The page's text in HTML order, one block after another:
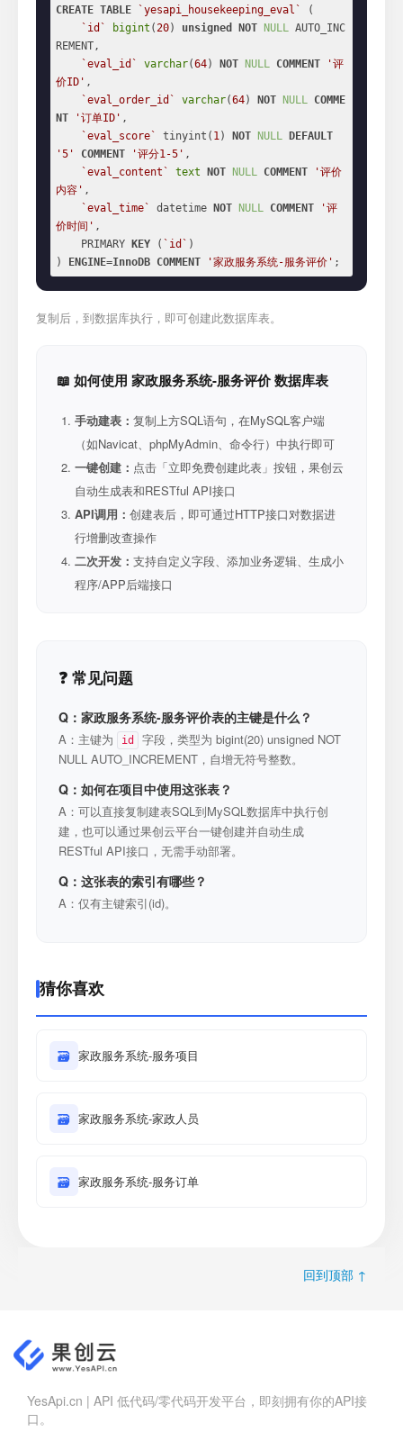
CREATE TABLE `yesapi_housekeeping_eval`
(
`id`
bigint (20) unsigned NOT NULL AUTO_INC
REMENT,
`eval_id`
varchar(64) NOT NULL COMMENT
'评
价ID' ,
`eval_order_id`
varchar(64) NOT NULL COMME
NT
'订单ID' ,
`eval_score`
tinyint( 1) NOT NULL
DEFAULT
'5'
COMMENT '评分1-5' ,
`eval_content`
text NOT NULL COMMENT
'评价
内容' ,
`eval_time`
datetime NOT NULL COMMENT
'评
价时间' ,
    PRIMARY
KEY ( `id` )
)
ENGINE=InnoDB COMMENT '家政服务系统-服务评价' ;
复制后，到数据库执行，即可创建此数据库表。
📖 如何使用 家政服务系统-服务评价 数据库表
手动建表： 复制上方SQL语句，在MySQL客户端
（如Navicat、phpMyAdmin、命令行）中执行即可
一键创建： 点击「立即免费创建此表」按钮，果创云
自动生成表和RESTful API接口
API调用： 创建表后，即可通过HTTP接口对数据进
行增删改查操作
二次开发： 支持自定义字段、添加业务逻辑、生成小
程序/APP后端接口
❓ 常见问题
Q：家政服务系统-服务评价表的主键是什么？
A：主键为 id
字段，类型为 bigint(20) unsigned NOT
NULL AUTO_INCREMENT，自增无符号整数。
Q：如何在项目中使用这张表？
A：可以直接复制建表SQL到MySQL数据库中执行创
建，也可以通过果创云平台一键创建并自动生成
RESTful API接口，无需手动部署。
Q：这张表的索引有哪些？
A：仅有主键索引(id)。
猜你喜欢
🗃 家政服务系统-服务项目
🗃 家政服务系统-家政人员
🗃 家政服务系统-服务订单
回到顶部 ↑
YesApi.cn | API 低代码/零代码开发平台，即刻拥有你的API接
口。